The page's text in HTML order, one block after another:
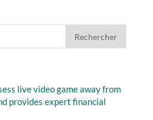
live video game away from
provides expert financial